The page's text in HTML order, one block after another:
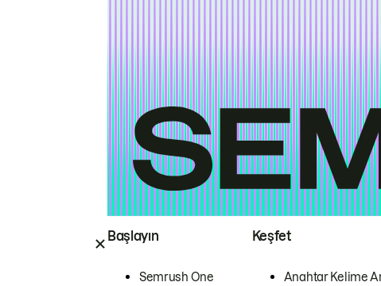
Başlayın
Semrush One
Keşfet
Anahtar Kelime